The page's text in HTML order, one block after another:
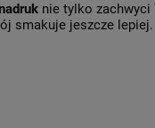
nie tylko zachwyci
smakuje jeszcze lepiej.